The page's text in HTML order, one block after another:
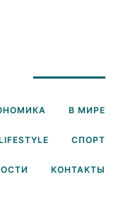
В МИРЕ
СПОРТ
КОНТАКТЫ